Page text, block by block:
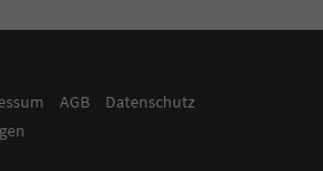
AGB
Datenschutz